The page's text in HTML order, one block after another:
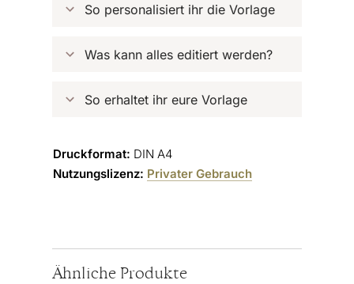
So personalisiert ihr die Vorlage
Was kann alles editiert werden?
So erhaltet ihr eure Vorlage
Druckformat: DIN A4
Nutzungslizenz: Privater Gebrauch
Ähnliche Produkte